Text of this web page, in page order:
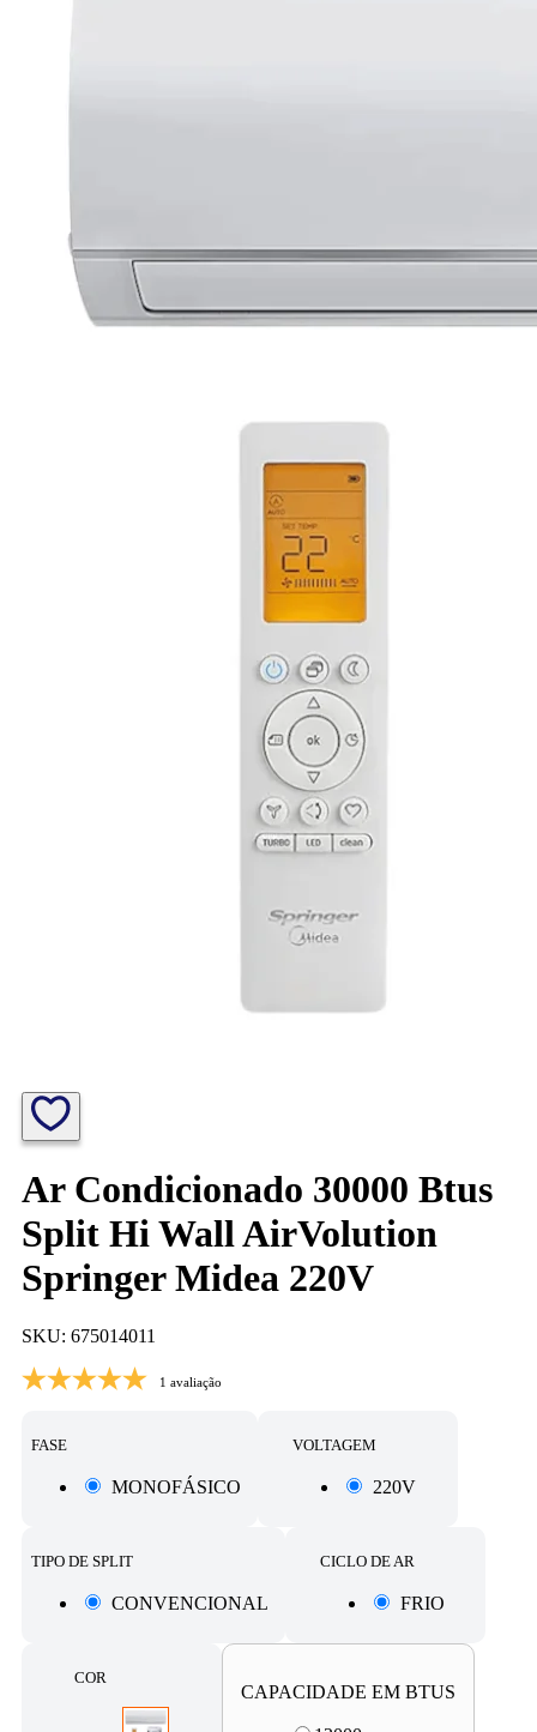
Ar Condicionado 30000 Btus
Split Hi Wall AirVolution
Springer Midea 220V
SKU: 675014011
1 avaliação
CAPACIDADE EM BTUS
FASE
MONOFÁSICO
VOLTAGEM
220V
TIPO DE SPLIT
CONVENCIONAL
CICLO DE AR
FRIO
COR